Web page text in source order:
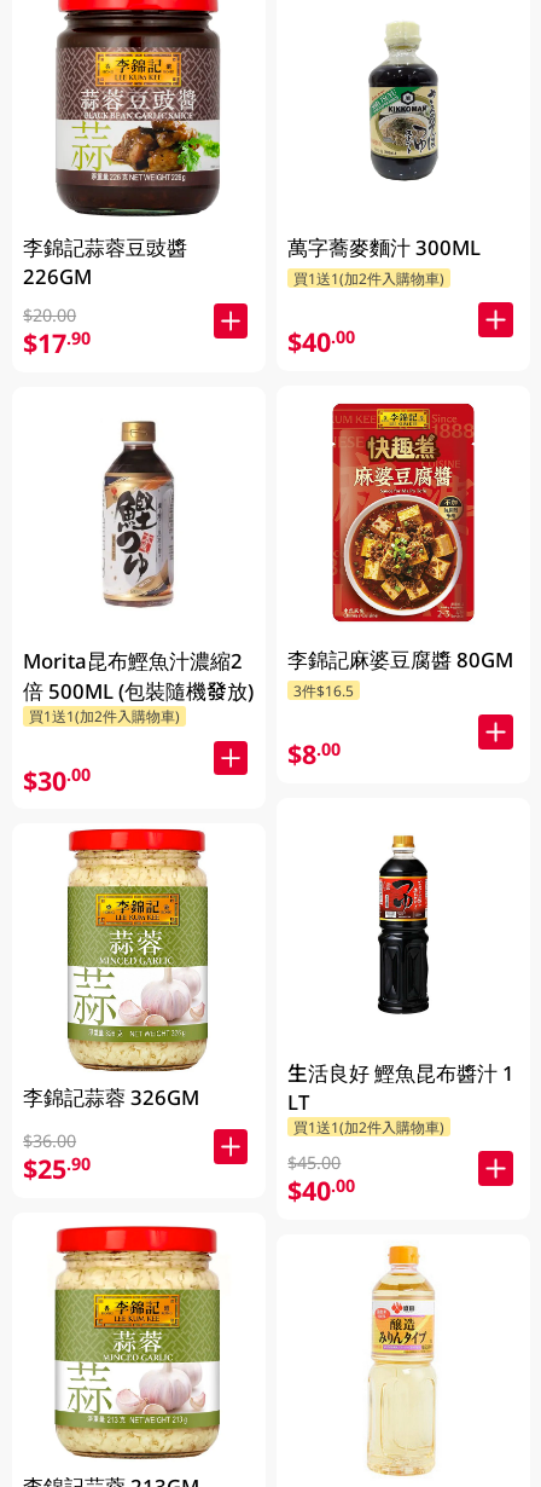
李錦記蒜蓉豆豉醬
226GM
$20.00
$17.90
Morita昆布鰹魚汁濃縮2
倍 500ML (包裝隨機發放)
買1送1(加2件入購物車)
$30.00
李錦記蒜蓉 326GM
$36.00
$25.90
萬字蕎麥麵汁 300ML
買1送1(加2件入購物車)
$40.00
李錦記麻婆豆腐醬 80GM
3件$16.5
$8.00
生活良好 鰹魚昆布醬汁 1
LT
買1送1(加2件入購物車)
$45.00
$40.00